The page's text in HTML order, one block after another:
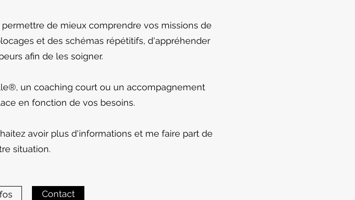
de mieux comprendre vos missions de
et des schémas répétitifs, d'appréhender
afin de les soigner.
un coaching court ou un accompagnement
en fonction de vos besoins.
avoir plus d'informations et me faire part de
situation.
Contact